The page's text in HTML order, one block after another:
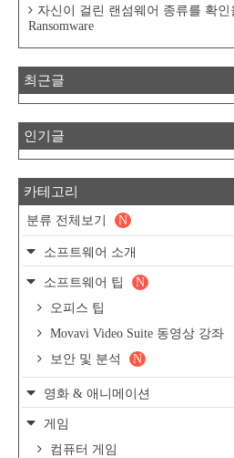
자신이 걸린 랜섬웨어 종류를 확
Ransomware
최근글
인기글
카테고리
분류 전체보기 N
소프트웨어 소개
소프트웨어 팁
N
오피스 팁
Movavi Video Suite 동영상 강좌
보안 및 분석
N
영화 & 애니메이션
게임
컴퓨터 게임